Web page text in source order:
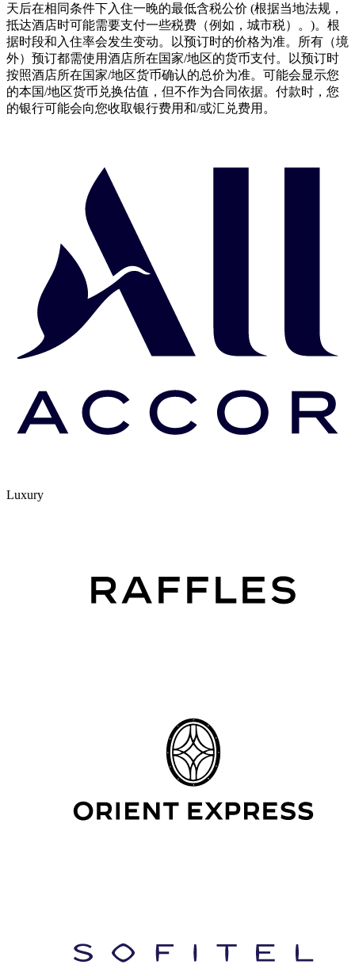
天后在相同条件下入住一晚的最低含税公价 (根据当地法规，
抵达酒店时可能需要支付一些税费（例如，城市税）。)。根
据时段和入住率会发生变动。以预订时的价格为准。所有（境
外）预订都需使用酒店所在国家/地区的货币支付。以预订时
按照酒店所在国家/地区货币确认的总价为准。可能会显示您
的本国/地区货币兑换估值，但不作为合同依据。付款时，您
的银行可能会向您收取银行费用和/或汇兑费用。
Luxury